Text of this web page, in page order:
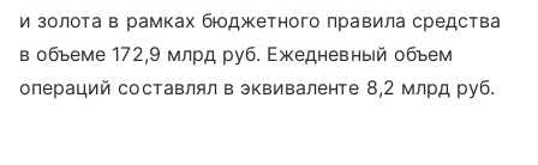
и золота в рамках бюджетного правила средства
в объеме 172,9 млрд руб. Ежедневный объем
операций составлял в эквиваленте 8,2 млрд руб.